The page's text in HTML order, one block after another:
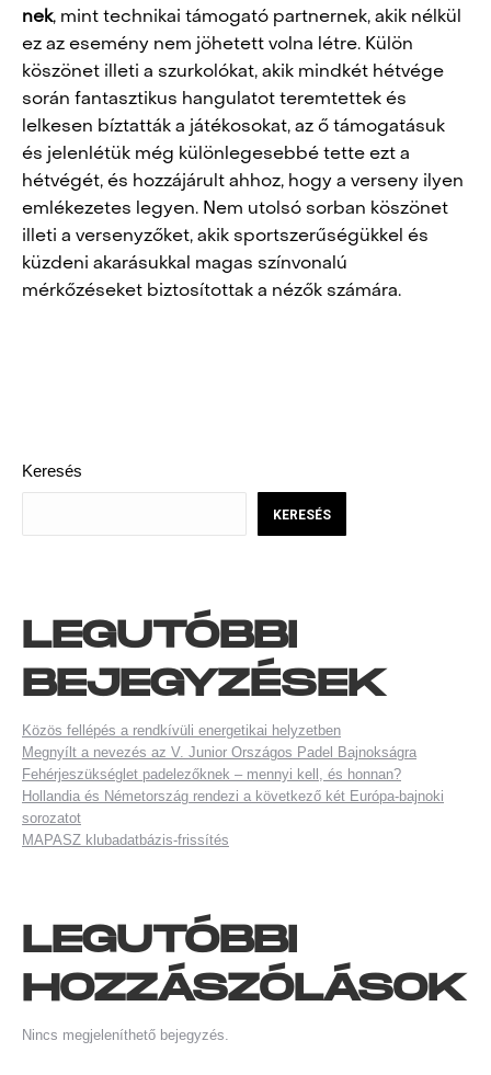
nek, mint technikai támogató partnernek, akik nélkül
ez az esemény nem jöhetett volna létre. Külön
köszönet illeti a szurkolókat, akik mindkét hétvége
során fantasztikus hangulatot teremtettek és
lelkesen bíztatták a játékosokat, az ő támogatásuk
és jelenlétük még különlegesebbé tette ezt a
hétvégét, és hozzájárult ahhoz, hogy a verseny ilyen
emlékezetes legyen. Nem utolsó sorban köszönet
illeti a versenyzőket, akik sportszerűségükkel és
küzdeni akarásukkal magas színvonalú
mérkőzéseket biztosítottak a nézők számára.
Keresés
KERESÉS
LEGUTÓBBI
BEJEGYZÉSEK
Közös fellépés a rendkívüli energetikai helyzetben
Megnyílt a nevezés az V. Junior Országos Padel Bajnokságra
Fehérjeszükséglet padelezőknek – mennyi kell, és honnan?
Hollandia és Németország rendezi a következő két Európa-bajnoki
sorozatot
MAPASZ klubadatbázis-frissítés
LEGUTÓBBI
HOZZÁSZÓLÁSOK
Nincs megjeleníthető bejegyzés.